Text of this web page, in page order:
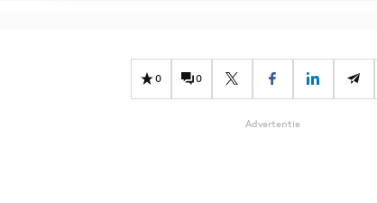
0 0
Advertentie